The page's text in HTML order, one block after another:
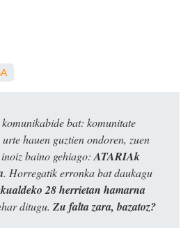
bat: komunitate
hauen guztien ondoren, zuen
baino gehiago: ATARIAk
. Horregatik erronka bat daukagu
28 herrietan hamarna
ditugu. Zu falta zara, bazatoz?